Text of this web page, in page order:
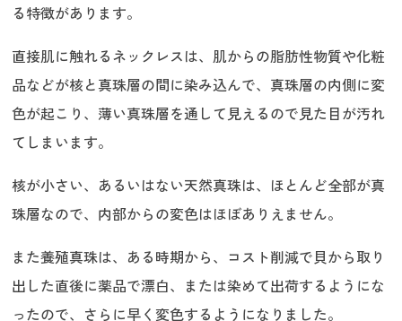
る特徴があります。
直接肌に触れるネックレスは、肌からの脂肪性物質や化粧
品などが核と真珠層の間に染み込んで、真珠層の内側に変
色が起こり、薄い真珠層を通して見えるので見た目が汚れ
てしまいます。
核が小さい、あるいはない天然真珠は、ほとんど全部が真
珠層なので、内部からの変色はほぼありえません。
また養殖真珠は、ある時期から、コスト削減で貝から取り
出した直後に薬品で漂白、または染めて出荷するようにな
ったので、さらに早く変色するようになりました。